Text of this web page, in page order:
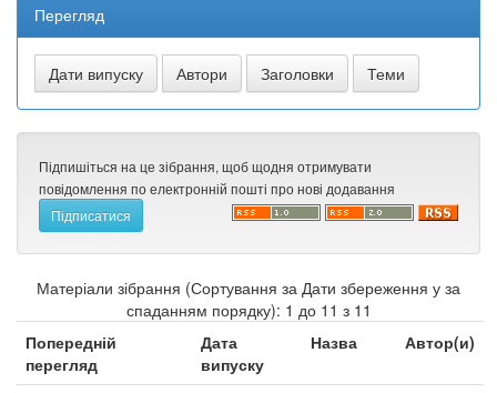
Перегляд
Підпишіться на це зібрання, щоб щодня отримувати
повідомлення по електронній пошті про нові додавання
Матеріали зібрання (Сортування за Дати збереження у за
спаданням порядку): 1 до 11 з 11
Попередній
перегляд
Дата
випуску
Назва Автор(и)